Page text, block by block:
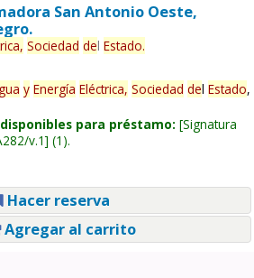
San Antonio Oeste,
Sociedad del Estado.
y Energía Eléctrica, Sociedad del Estado,
para préstamo: Signatura
v.1 (1).
Hacer reserva
Agregar al carrito